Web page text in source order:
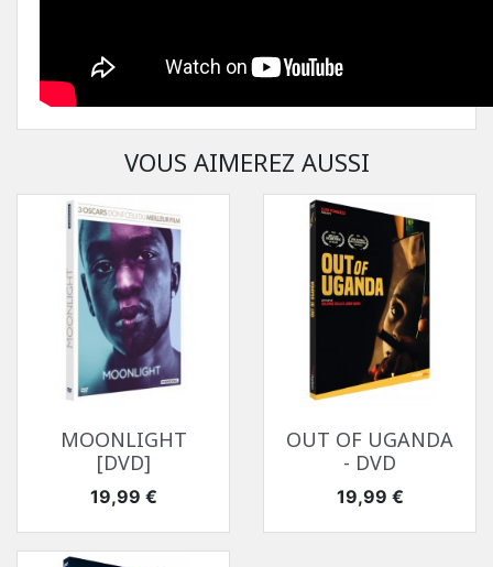
VOUS AIMEREZ AUSSI
MOONLIGHT
[DVD]
Prix
19,99 €
OUT OF UGANDA
- DVD
Prix
19,99 €